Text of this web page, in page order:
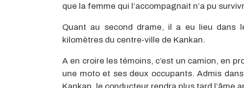
que la femme qui l’accompagnait n’a pu
Quant au second drame, il a eu lieu dans
kilomètres du centre-ville de Kankan.
A en croire les témoins, c’est un camion, en
une moto et ses deux occupants. Admis
Kankan, le conducteur rendra plus tard l’âme